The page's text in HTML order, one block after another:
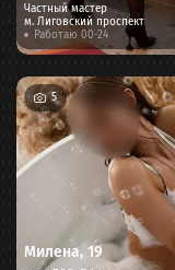
Частный мастер
м. Лиговский проспект
Работаю 00-24
Милена, 19
5